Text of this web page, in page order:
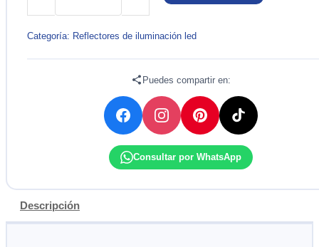
SLIM
DELGADO
Categoría: Reflectores de iluminación led
Puedes compartir en:
Consultar por WhatsApp
Descripción